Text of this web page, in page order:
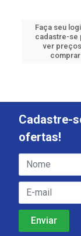
Faça seu
cadastre-se
ver
comprar
Cadastre-
ofertas!